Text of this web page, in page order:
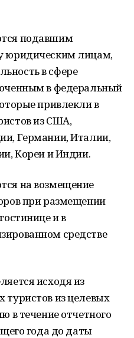
подавшим
юридическим лицам,
в сфере
в федеральный
привлекли в
из США,
Германии, Италии,
Кореи и Индии.
на возмещение
при размещении
и в
средстве
исходя из
туристов из целевых
в течение отчетного
года до даты